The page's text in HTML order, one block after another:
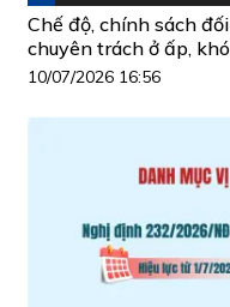
Chế độ, chính sách
chuyên trách ở ấp,
10/07/2026 16:56